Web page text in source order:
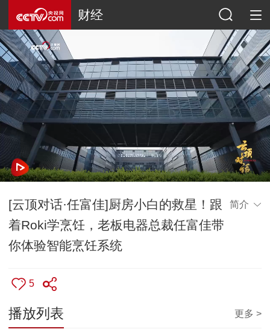
财经
[云顶对话·任富佳]厨房小白的救星！跟
着Roki学烹饪，老板电器总裁任富佳带
你体验智能烹饪系统
简介
5
播放列表 更多 >